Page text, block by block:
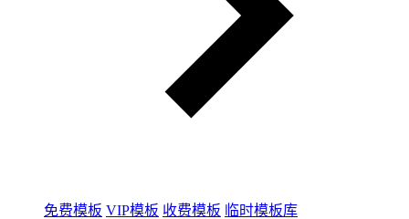
免费模板 VIP模板 收费模板 临时模板库